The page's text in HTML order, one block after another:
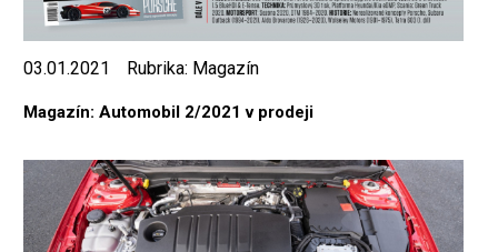
03.01.2021 Rubrika: Magazín
Magazín: Automobil 2/2021 v prodeji